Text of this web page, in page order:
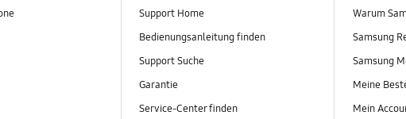
Support Home
Bedienungsanleitung finden
Support Suche
Garantie
Service-Center finden
Warum
Samsung
Samsung
Meine
Mein